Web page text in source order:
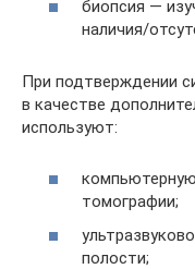
биопсия —
наличия/
При подтверждении
в качестве
используют:
томографии;
полости;